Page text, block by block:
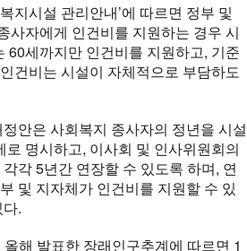
지시설 관리안내’에 따르면 정부 및
사자에게 인건비를 지원하는 경우 시
60세까지만 인건비를 지원하고, 기준
건비는 시설이 자체적으로 부담하도
안은 사회복지 종사자의 정년을 시설
명시하고, 이사회 및 인사위원회의
각 5년간 연장할 수 있도록 하며, 연
및 지자체가 인건비를 지원할 수 있
.
해 발표한 장래인구추계에 따르면 1